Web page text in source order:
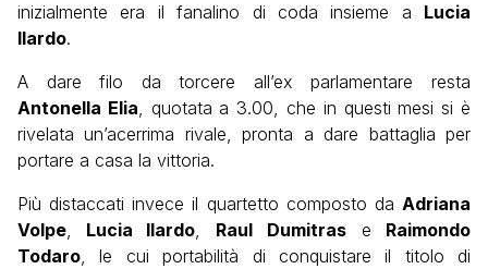
inizialmente era il fanalino di coda insieme a Lucia
Ilardo.
A dare filo da torcere all’ex parlamentare resta
Antonella Elia, quotata a 3.00, che in questi mesi si è
rivelata un’acerrima rivale, pronta a dare battaglia per
portare a casa la vittoria.
Più distaccati invece il quartetto composto da Adriana
Volpe, Lucia Ilardo, Raul Dumitras e Raimondo
Todaro, le cui portabilità di conquistare il titolo di